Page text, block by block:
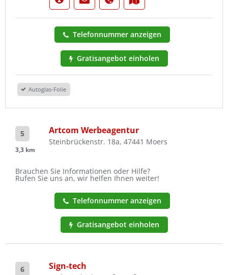
Telefonnummer anzeigen
Gratisangebot einholen
Autoglas-Folie
5
3,3 km
Artcom Werbeagentur
Steinbrückenstr. 18a, 47441 Moers
Brauchen Sie Informationen oder Hilfe?
Rufen Sie uns an, wir helfen Ihnen weiter!
Telefonnummer anzeigen
Gratisangebot einholen
6 Sign-tech